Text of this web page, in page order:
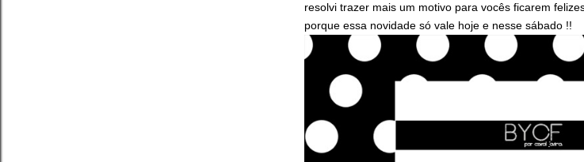
resolvi trazer mais um motivo para vocês ficarem
porque essa novidade só vale hoje e nesse sábado !!